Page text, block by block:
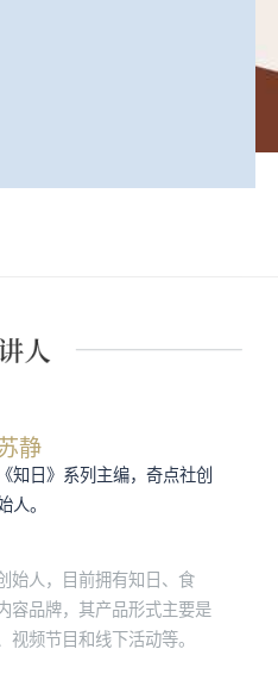
静
《知日》系列主编，奇点社创
人。
始人，目前拥有知日、食
容品牌，其产品形式主要是
视频节目和线下活动等。